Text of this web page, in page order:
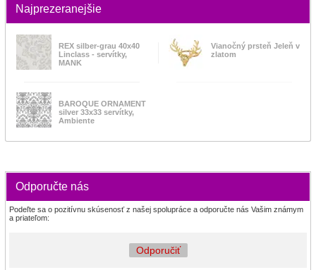
Najprezeranejšie
REX silber-grau 40x40
Linclass - servítky,
MANK
Vianočný prsteň Jeleň v
zlatom
BAROQUE ORNAMENT
silver 33x33 servítky,
Ambiente
Odporučte nás
Podeľte sa o pozitívnu skúsenosť z našej spolupráce a odporučte nás Vašim známym
a priateľom:
Odporučiť